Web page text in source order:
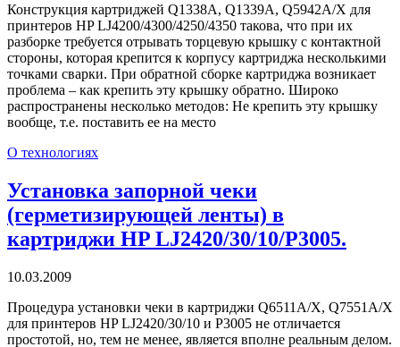
Конструкция картриджей Q1338A, Q1339A, Q5942A/X для
принтеров HP LJ4200/4300/4250/4350 такова, что при их
разборке требуется отрывать торцевую крышку с контактной
стороны, которая крепится к корпусу картриджа несколькими
точками сварки. При обратной сборке картриджа возникает
проблема – как крепить эту крышку обратно. Широко
распространены несколько методов: Не крепить эту крышку
вообще, т.е. поставить ее на место
О технологиях
Установка запорной чеки
(герметизирующей ленты) в
картриджи HP LJ2420/30/10/P3005.
10.03.2009
Процедура установки чеки в картриджи Q6511A/X, Q7551A/X
для принтеров HP LJ2420/30/10 и P3005 не отличается
простотой, но, тем не менее, является вполне реальным делом.